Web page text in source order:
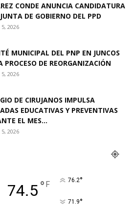
CONDE ANUNCIA CANDIDATURA
DE GOBIERNO DEL PPD
2026
MUNICIPAL DEL PNP EN JUNCOS
PROCESO DE REORGANIZACIÓN
2026
DE CIRUJANOS IMPULSA
EDUCATIVAS Y PREVENTIVAS
EL MES...
2026
74.5° F 76.2°
71.9°